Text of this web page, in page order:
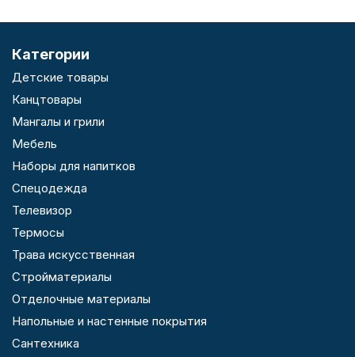
Категории
Детские товары
Канцтовары
Мангалы и грили
Мебель
Наборы для напитков
Спецодежда
Телевизор
Термосы
Трава искусственная
Стройматериалы
Отделочные материалы
Напольные и настенные покрытия
Сантехника